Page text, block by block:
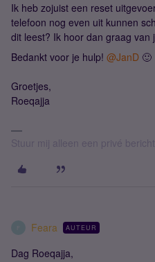
Ik heb zojuist een reset
telefoon nog even uit kunnen
dit leest? Ik hoor dan graag van
Bedankt voor je hulp! ​ @JanD 🙂
Groetjes,
Roeqajja
Stuur mij alleen een privé
Feara AUTEUR
Dag Roeqajja,